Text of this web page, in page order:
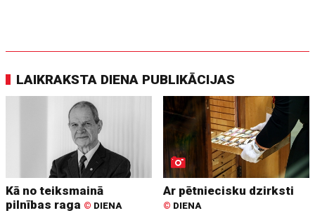
LAIKRAKSTA DIENA PUBLIKĀCIJAS
Kā no teiksmainā
pilnības raga © DIENA
Ar pētniecisku dzirksti
© DIENA